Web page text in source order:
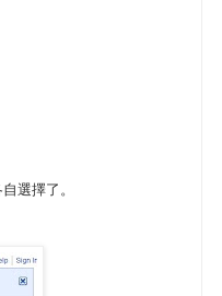
選擇了。